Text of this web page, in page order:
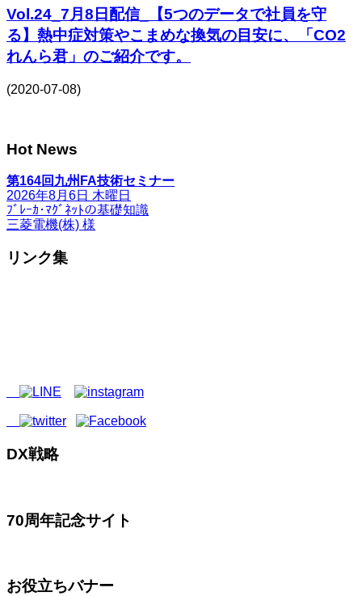
Vol.24_7月8日配信_【5つのデータで社員を守
る】熱中症対策やこまめな換気の目安に、「CO2
れんら君」のご紹介です。
(2020-07-08)
Hot News
第164回九州FA技術セミナー
2026年8月6日 木曜日
ﾌﾞﾚｰｶ･ﾏｸﾞﾈｯﾄの基礎知識
三菱電機(株) 様
リンク集
DX戦略
70周年記念サイト
お役立ちバナー